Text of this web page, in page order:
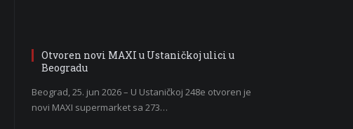
Otvoren novi MAXI u Ustaničkoj ulici u
Beogradu
Beograd, 25. jun 2026 – U Ustaničkoj 248e otvoren je
novi MAXI supermarket sa 273…